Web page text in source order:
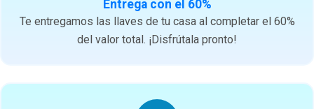
Entrega con el 60%
Te entregamos las llaves de tu casa al completar el 60%
del valor total. ¡Disfrútala pronto!